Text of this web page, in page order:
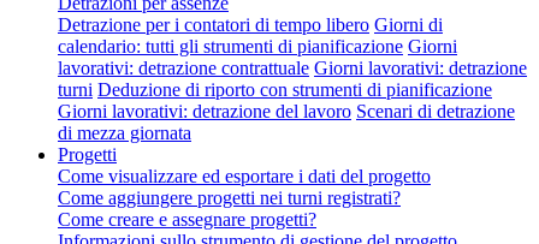
Detrazione per i contatori di tempo libero Giorni di
calendario: tutti gli strumenti di pianificazione Giorni
lavorativi: detrazione contrattuale Giorni lavorativi: detrazione
turni Deduzione di riporto con strumenti di pianificazione
Giorni lavorativi: detrazione del lavoro Scenari di detrazione
di mezza giornata
Progetti
Come visualizzare ed esportare i dati del progetto
Come aggiungere progetti nei turni registrati?
Come creare e assegnare progetti?